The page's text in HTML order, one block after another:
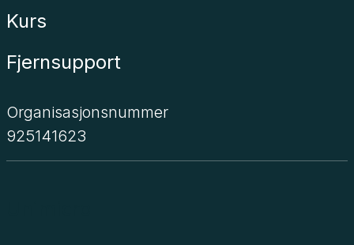
Kurs
Fjernsupport
Organisasjonsnummer
925141623